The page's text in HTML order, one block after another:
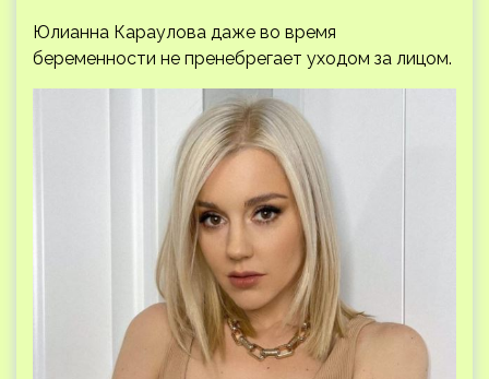
Юлианна Караулова даже во время
беременности не пренебрегает уходом за лицом.